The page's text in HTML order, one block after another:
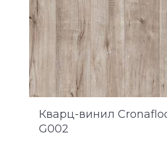
Кварц-винил
G002